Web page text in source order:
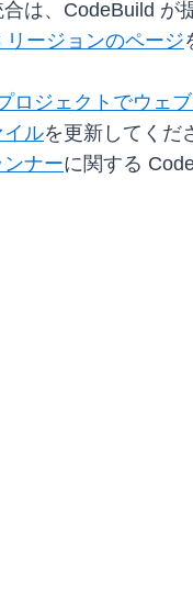
は、CodeBuild
リージョンのページ
ロジェクトでウェ
イルを更新してくだ
ナーに関する